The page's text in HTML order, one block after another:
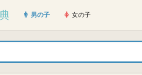
男の子 女の子